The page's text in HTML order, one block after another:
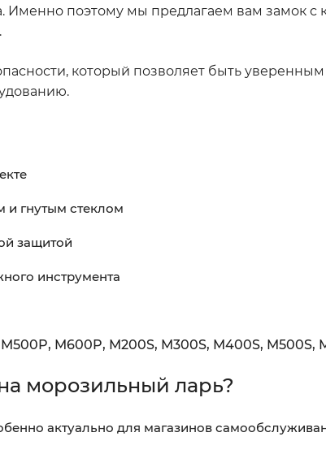
Именно поэтому мы предлагаем вам замок
который позволяет быть
и гнутым стеклом
защитой
инструмента
M600P, M200S, M300S, M400S, M500S,
морозильный ларь?
актуально для магазинов